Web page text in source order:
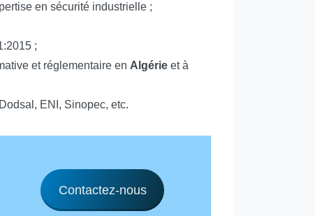
en sécurité industrielle ;
;
et réglementaire en Algérie et à
ENI, Sinopec, etc.
Contactez-nous